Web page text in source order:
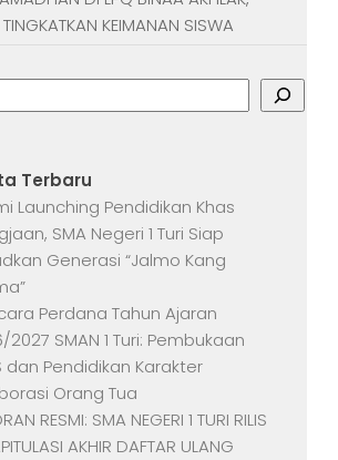
TINGKATKAN KEIMANAN SISWA
Terbaru
Launching Pendidikan Khas
SMA Negeri 1 Turi Siap
Generasi “Jalmo Kang
Perdana Tahun Ajaran
2027 SMAN 1 Turi: Pembukaan
dan Pendidikan Karakter
Orang Tua
RESMI: SMA NEGERI 1 TURI RILIS
AKHIR DAFTAR ULANG